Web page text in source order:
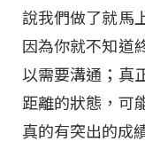
說我們做了就馬
因為你就不知道
以需要溝通；真
距離的狀態，可
真的有突出的成